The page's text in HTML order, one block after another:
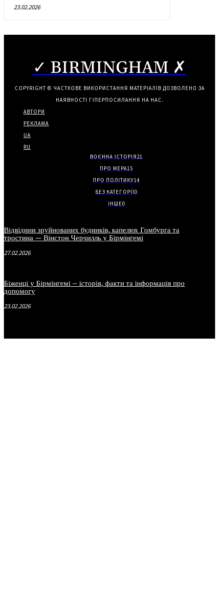
23.02.2026
✓ BIRMINGHAM ✗
COPYRIGHT © ЧАСТКОВЕ ВИКОРИСТАННЯ МАТЕРІАЛІВ ДОЗВОЛЕНО ЗА
НАЯВНОСТІ ГІПЕРПОСИЛАННЯ НА НАС.
АВТОРИ
РЕКЛАМА
UA
RU
ВОЄННА ІСТОРІЯ21
ПРО МЕРА15
ПРО ПОЛІТИКУ14
БЕЗ КАТЕГОРІЇ0
ІНШЕ0
Відвідини зруйнованих будинків, капелюх Гомбурга та
тростина — Вінстон Черчилль у Бірмінгемі
27.02.2026
Біженці у Бірмінгемі – історія, факти та інформація про
допомогу
23.02.2026